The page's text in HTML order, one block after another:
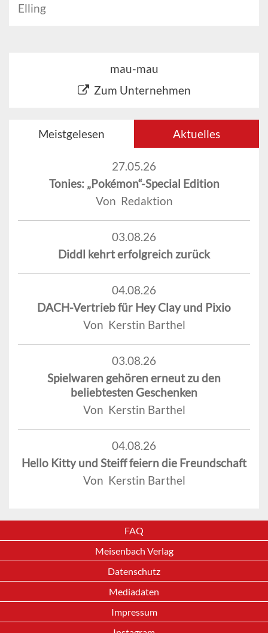
Elling
mau-mau
Zum Unternehmen
Meistgelesen Aktuelles
27.05.26
Tonies: „Pokémon“-Special Edition
Von Redaktion
03.08.26
Diddl kehrt erfolgreich zurück
04.08.26
DACH-Vertrieb für Hey Clay und Pixio
Von Kerstin Barthel
03.08.26
Spielwaren gehören erneut zu den
beliebtesten Geschenken
Von Kerstin Barthel
04.08.26
Hello Kitty und Steiff feiern die Freundschaft
Von Kerstin Barthel
FAQ
Meisenbach Verlag
Datenschutz
Mediadaten
Impressum